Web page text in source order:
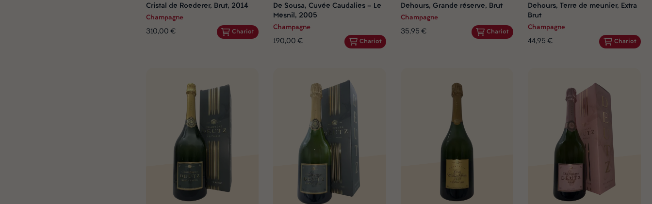
Cristal de Roederer, Brut, 2014
Champagne
310,00 € Chariot
De Sousa, Cuvée Caudalies - Le
Mesnil, 2005
Champagne
190,00 € Chariot
Dehours, Grande réserve, Brut
Champagne
35,95 € Chariot
Dehours, Terre de meunier, Extra
Brut
Champagne
44,95 € Chariot